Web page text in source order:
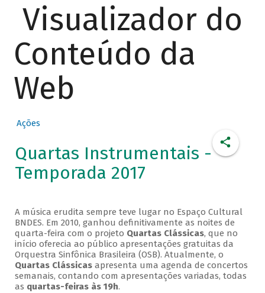
Visualizador do
Conteúdo da
Web
Ações
Quartas Instrumentais -
Temporada 2017
A música erudita sempre teve lugar no Espaço Cultural
BNDES. Em 2010, ganhou definitivamente as noites de
quarta-feira com o projeto Quartas Clássicas, que no
início oferecia ao público apresentações gratuitas da
Orquestra Sinfônica Brasileira (OSB). Atualmente, o
Quartas Clássicasapresenta uma agenda de concertos
semanais, contando com apresentações variadas, todas
as quartas-feiras às 19h.